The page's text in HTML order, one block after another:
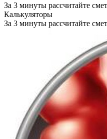
За 3 минуты рассчитайте
Калькуляторы
За 3 минуты рассчитайте